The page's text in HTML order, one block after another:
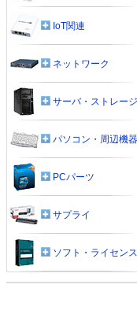
IoT関連
ネットワーク
サーバ・ストレージ
パソコン・周辺機器
PCパーツ
サプライ
ソフト・ライセンス